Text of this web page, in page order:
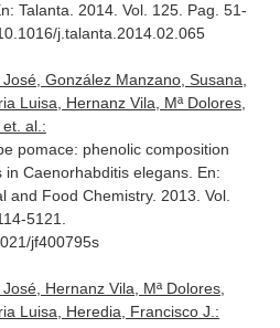
Talanta . 2014. Vol. 125. Pag. 51-
j.talanta.2014.02.065
González Manzano, Susana,
Luisa, Hernanz Vila, Mª Dolores,
al.:
pomace: phenolic composition
Caenorhabditis elegans. En:
and Food Chemistry. 2013. Vol.
5121.
jf400795s
Hernanz Vila, Mª Dolores,
Luisa, Heredia, Francisco J.: